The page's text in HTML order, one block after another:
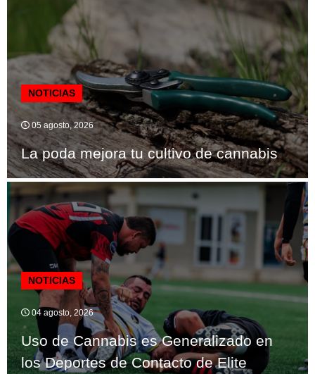
NOTICIAS
05 agosto, 2026
La poda mejora tu cultivo de cannabis
NOTICIAS
04 agosto, 2026
Uso de Cannabis es Generalizado en
los Deportes de Contacto de Elite